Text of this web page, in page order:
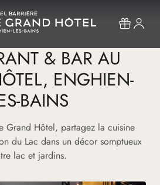
& BAR AU
ENGHIEN-
BAINS
Grand Hôtel, partagez la cuisine
du Lac dans un décor somptueux
lac et jardins.